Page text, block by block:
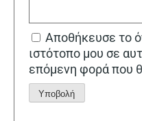
Αποθήκευσε το
ιστότοπο μου σε
επόμενη φορά που